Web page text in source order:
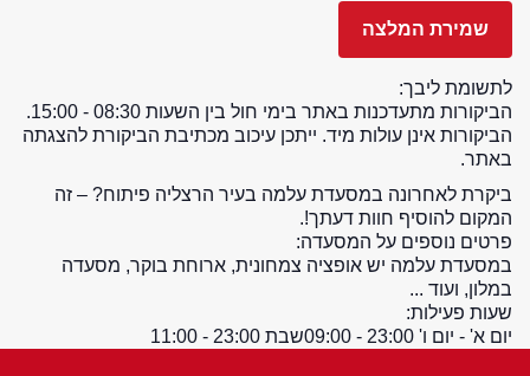
לתשומת ליבך:
הביקורות מתעדכנות באתר בימי חול בין השעות 08:30 - 15:00.
הביקורות אינן עולות מיד. ייתכן עיכוב מכתיבת הביקורת להצגתה
באתר.
ביקרת לאחרונה במסעדת עלמה בעיר הרצליה פיתוח? – זה
המקום להוסיף חוות דעתך!.
פרטים נוספים על המסעדה:
במסעדת עלמה יש אופציה צמחונית, ארוחת בוקר, מסעדה
במלון, ועוד ...
שעות פעילות:
יום א' - יום ו' 23:00 - 09:00
שבת 23:00 - 11:00